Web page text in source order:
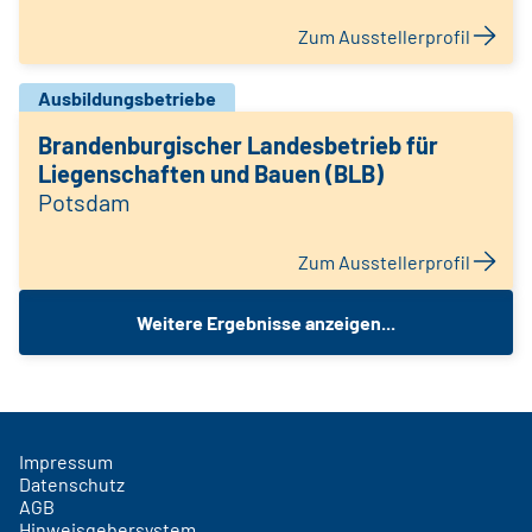
Zum Ausstellerprofil
Ausbildungsbetriebe
Brandenburgischer Landesbetrieb für
Liegenschaften und Bauen (BLB)
Potsdam
Zum Ausstellerprofil
Weitere Ergebnisse anzeigen...
Impressum
Datenschutz
AGB